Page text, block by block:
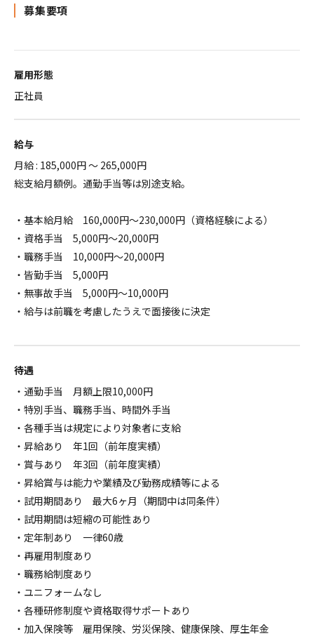
募集要項
雇用形態
正社員
給与
月給 : 185,000円 ～ 265,000円
総支給月額例。通勤手当等は別途支給。
・基本給月給 160,000円～230,000円（資格経験による）
・資格手当 5,000円～20,000円
・職務手当 10,000円～20,000円
・皆勤手当 5,000円
・無事故手当 5,000円～10,000円
・給与は前職を考慮したうえで面接後に決定
待遇
・通勤手当 月額上限10,000円
・特別手当、職務手当、時間外手当
・各種手当は規定により対象者に支給
・昇給あり 年1回（前年度実績）
・賞与あり 年3回（前年度実績）
・昇給賞与は能力や業績及び勤務成績等による
・試用期間あり 最大6ヶ月（期間中は同条件）
・試用期間は短縮の可能性あり
・定年制あり 一律60歳
・再雇用制度あり
・職務給制度あり
・ユニフォームなし
・各種研修制度や資格取得サポートあり
・加入保険等 雇用保険、労災保険、健康保険、厚生年金